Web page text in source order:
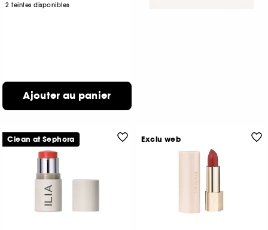
2 teintes disponibles
Ajouter au panier
Clean at Sephora Exclu web